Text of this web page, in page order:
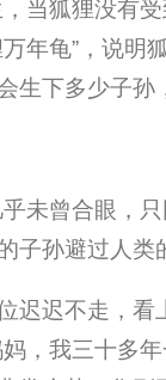
，当狐狸没
年龟”，说
生下多少子
未曾合眼，
孙避过人
迟迟不走，
，我三十多